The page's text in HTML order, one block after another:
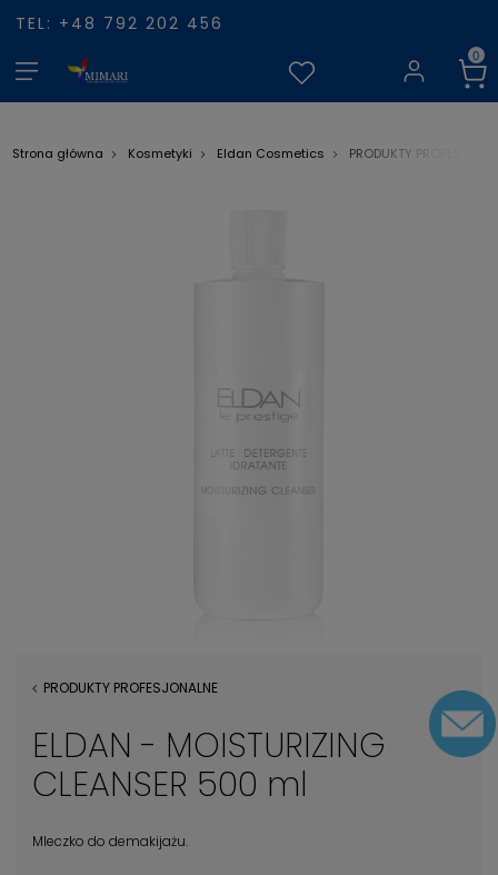
TEL: +48 792 202 456
Strona główna Kosmetyki Eldan Cosmetics PRODUKTY
PRODUKTY PROFESJONALNE
ELDAN - MOISTURIZING
CLEANSER 500 ml
Mleczko do demakijażu.